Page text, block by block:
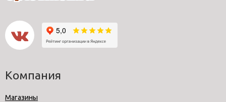
Компания
Магазины